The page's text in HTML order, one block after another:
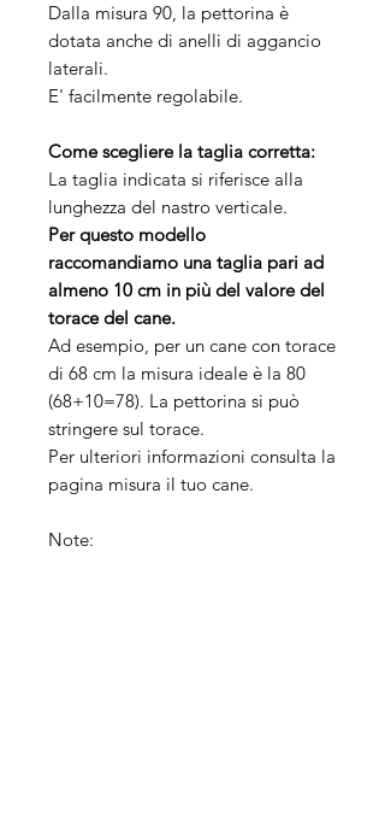
Dalla misura 90, la pettorina è
dotata anche di anelli di aggancio
laterali.
E' facilmente regolabile.
Come scegliere la taglia corretta:
La taglia indicata si riferisce alla
lunghezza del nastro verticale.
Per questo modello
raccomandiamo una taglia pari ad
almeno 10 cm in più del valore del
torace del cane.
Ad esempio, per un cane con torace
di 68 cm la misura ideale è la 80
(68+10=78). La pettorina si può
stringere sul torace.
Per ulteriori informazioni consulta la
pagina misura il tuo cane.
Note: